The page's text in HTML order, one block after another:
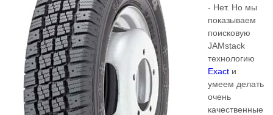
- Нет. Но мы
показываем
поисковую
JAMstack
технологию
Exact и
умеем делать
очень
качественные